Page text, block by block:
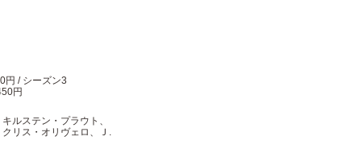
円 / シーズン3
円
ルステン・プラウト、
リス・オリヴェロ、Ｊ.